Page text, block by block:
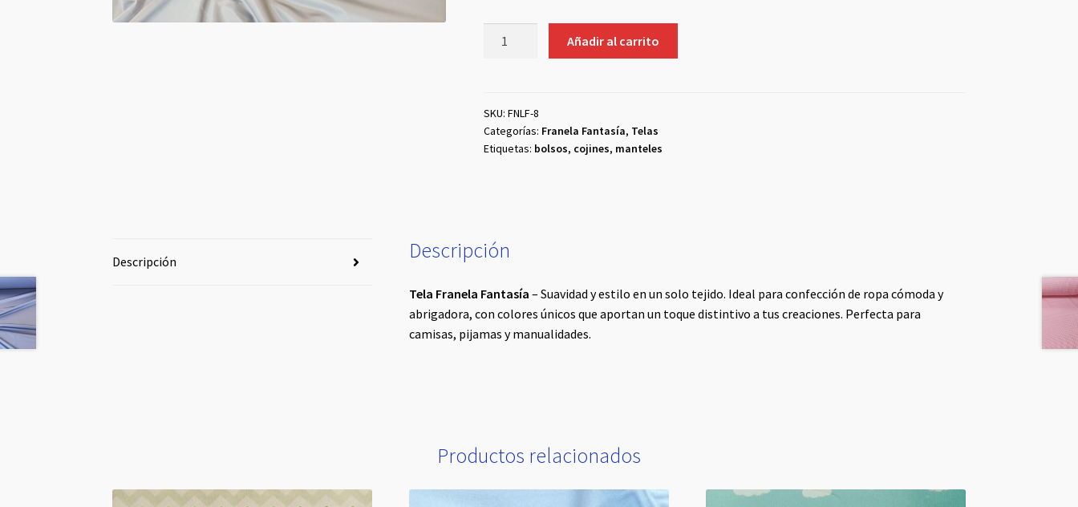
cantidad
Añadir al carrito
SKU: FNLF-8
Categorías: Franela Fantasía, Telas
Etiquetas: bolsos, cojines, manteles
Descripción Descripción
Tela Franela Fantasía – Suavidad y estilo en un solo tejido. Ideal para confección de ropa cómoda y
abrigadora, con colores únicos que aportan un toque distintivo a tus creaciones. Perfecta para
camisas, pijamas y manualidades.
Productos relacionados